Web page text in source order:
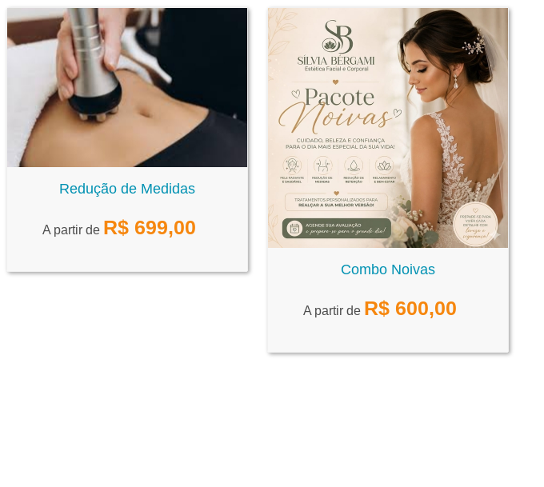
Redução de Medidas
A partir de R$ 699,00
Combo Noivas
A partir de R$ 600,00